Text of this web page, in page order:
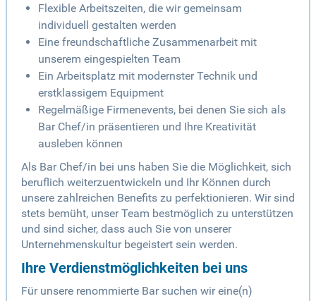
Flexible Arbeitszeiten, die wir gemeinsam
individuell gestalten werden
Eine freundschaftliche Zusammenarbeit mit
unserem eingespielten Team
Ein Arbeitsplatz mit modernster Technik und
erstklassigem Equipment
Regelmäßige Firmenevents, bei denen Sie sich als
Bar Chef/in präsentieren und Ihre Kreativität
ausleben können
Als Bar Chef/in bei uns haben Sie die Möglichkeit, sich
beruflich weiterzuentwickeln und Ihr Können durch
unsere zahlreichen Benefits zu perfektionieren. Wir sind
stets bemüht, unser Team bestmöglich zu unterstützen
und sind sicher, dass auch Sie von unserer
Unternehmenskultur begeistert sein werden.
Ihre Verdienstmöglichkeiten bei uns
Für unsere renommierte Bar suchen wir eine(n)